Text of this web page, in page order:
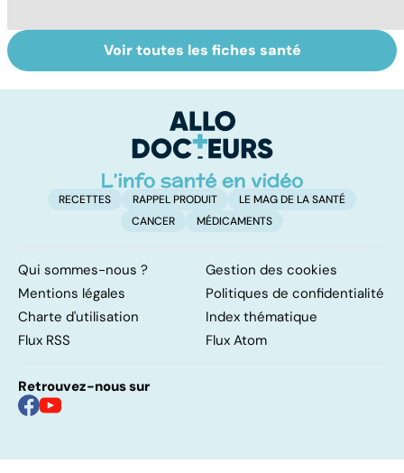
salivaires : les
Peut-on soigner
les acouphènes ?
Voir toutes les fiches santé
RECETTES RAPPEL PRODUIT
LE MAG DE LA SANTÉ
CANCER
MÉDICAMENTS
Qui sommes-nous ?
Gestion des cookies
Mentions légales
Politiques de confidentialité
Charte d'utilisation
Index thématique
Flux RSS
Flux Atom
Retrouvez-nous sur